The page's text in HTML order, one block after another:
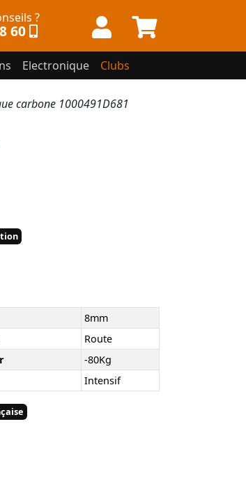
?
60
Electronique Clubs
carbone 1000491D681
8mm
Route
-80Kg
Intensif